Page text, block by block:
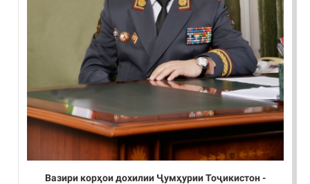
Вазири корҳои дохилии Ҷумҳурии Тоҷикистон -